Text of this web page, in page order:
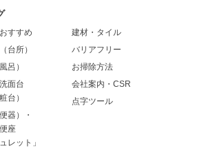
すすめ
台所）
呂）
面台
台）
器）・
座
レット」
建材・タイル
バリアフリー
お掃除方法
会社案内・CSR
点字ツール